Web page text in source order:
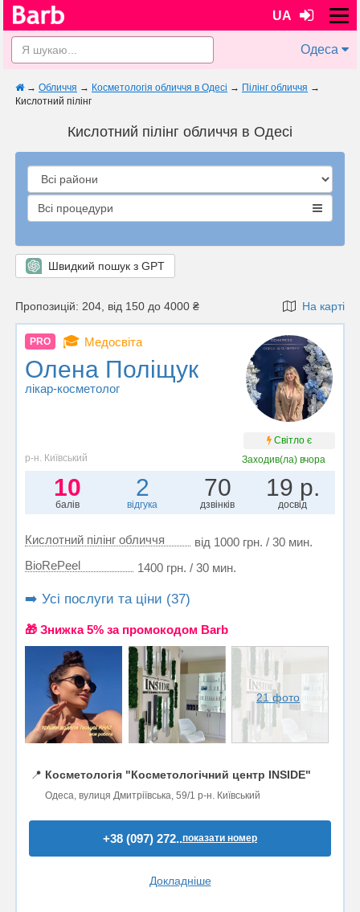
UA
Одеса
→ Обличчя → Косметологія обличчя в Одесі → Пілінг обличчя →
Кислотний пілінг
Кислотний пілінг обличчя в Одесі
Всі процедури
Швидкий пошук з GPT
Пропозицій: 204, від 150 до 4000 ₴ На карті
PRO 🎓 Медосвіта
Олена Поліщук
лікар-косметолог
Світло є
р-н. Київський
Заходив(ла) вчора
10
балів
2
відгука
70
дзвінків
19 р.
досвід
Кислотний пілінг обличчя
від 1000 грн. / 30 мин.
BioRePeel
1400 грн. / 30 мин.
➡️ Усі послуги та ціни (37)
🎁 Знижка 5% за промокодом Barb
21 фото
📍 Косметологія "Косметологічний центр INSIDE"
Одеса, вулиця Дмитріївська, 59/1 р-н. Київський
+38 (097) 272..показати номер
Докладніше